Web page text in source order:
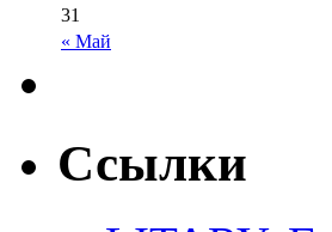
« Май
31
Ссылки